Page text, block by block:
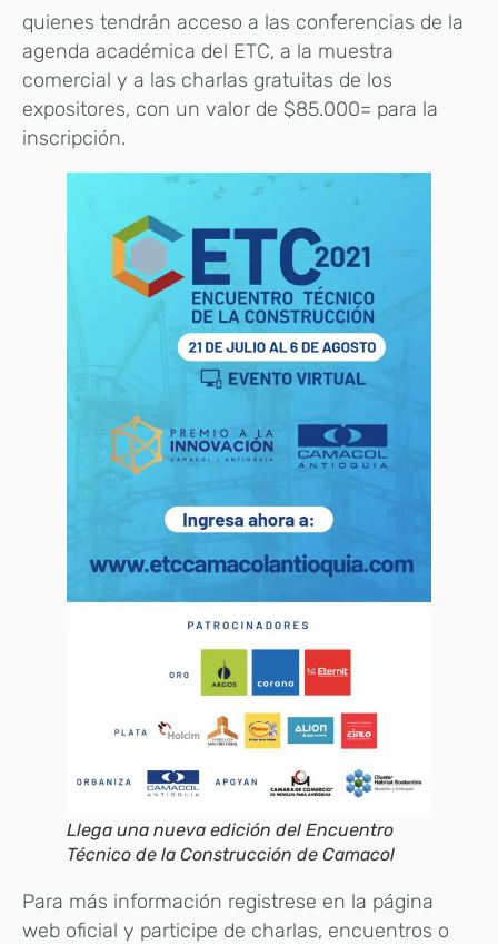
quienes tendrán acceso a las conferencias de la
agenda académica del ETC, a la muestra
comercial y a las charlas gratuitas de los
expositores, con un valor de $85.000= para la
inscripción.
Llega una nueva edición del Encuentro
Técnico de la Construcción de Camacol
Para más información registrese en la página
web oficial y participe de charlas, encuentros o